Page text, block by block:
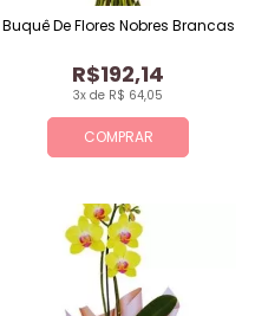
COMPRAR
3x de R$ 64,05
R$192,14
Buquê De Flores Nobres Brancas